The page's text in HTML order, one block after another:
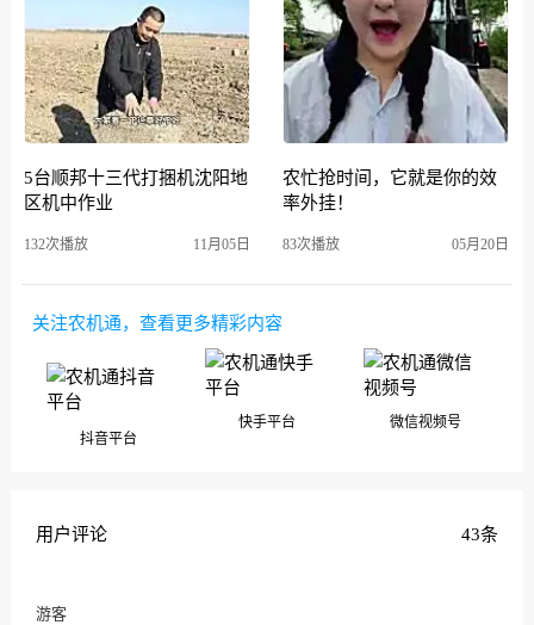
5台顺邦十三代打捆机沈阳地
区机中作业
132次播放 11月05日
农忙抢时间，它就是你的效
率外挂！
83次播放 05月20日
关注农机通，查看更多精彩内容
抖音平台
快手平台 微信视频号
用户评论 43条
游客